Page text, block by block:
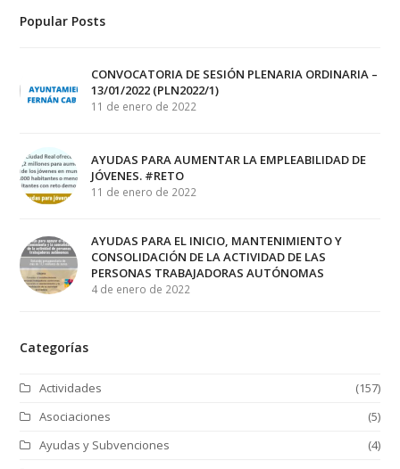
Popular Posts
CONVOCATORIA DE SESIÓN PLENARIA ORDINARIA –
13/01/2022 (PLN2022/1)
11 de enero de 2022
AYUDAS PARA AUMENTAR LA EMPLEABILIDAD DE
JÓVENES. #RETO
11 de enero de 2022
AYUDAS PARA EL INICIO, MANTENIMIENTO Y
CONSOLIDACIÓN DE LA ACTIVIDAD DE LAS
PERSONAS TRABAJADORAS AUTÓNOMAS
4 de enero de 2022
Categorías
Actividades
(157)
Asociaciones
(5)
Ayudas y Subvenciones
(4)